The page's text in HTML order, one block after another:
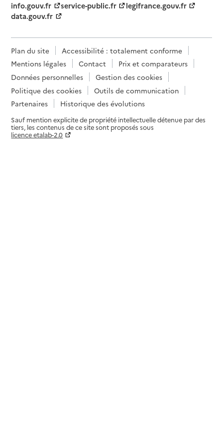
info.gouv.fr
service-public.fr
legifrance.gouv.fr
data.gouv.fr
Plan du site
Accessibilité : totalement conforme
Mentions légales
Contact
Prix et comparateurs
Données personnelles
Gestion des cookies
Politique des cookies
Outils de communication
Partenaires
Historique des évolutions
Sauf mention explicite de propriété intellectuelle détenue par des
tiers, les contenus de ce site sont proposés sous
licence etalab-2.0